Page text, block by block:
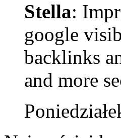
Stella:
google
backlinks
and more